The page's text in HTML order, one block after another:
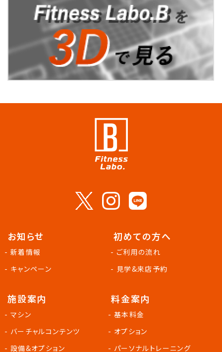
お知らせ
- 新着情報
- キャンペーン
初めての方へ
- ご利用の流れ
- 見学&来店予約
施設案内
- マシン
- バーチャルコンテンツ
- 設備&オプション
料金案内
- 基本料金
- オプション
- パーソナルトレーニング